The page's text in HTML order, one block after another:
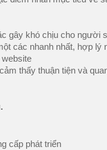
gây khó chịu cho người
các nhanh nhất, hợp lý
thấy thuận tiện và
cấp phát triển